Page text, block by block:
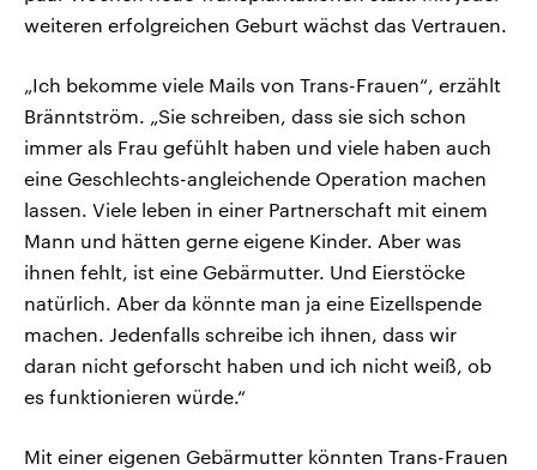
weiteren erfolgreichen Geburt wächst das Vertrauen.
„Ich bekomme viele Mails von Trans-Frauen“, erzählt
Bränntström. „Sie schreiben, dass sie sich schon
immer als Frau gefühlt haben und viele haben auch
eine Geschlechts-angleichende Operation machen
lassen. Viele leben in einer Partnerschaft mit einem
Mann und hätten gerne eigene Kinder. Aber was
ihnen fehlt, ist eine Gebärmutter. Und Eierstöcke
natürlich. Aber da könnte man ja eine Eizellspende
machen. Jedenfalls schreibe ich ihnen, dass wir
daran nicht geforscht haben und ich nicht weiß, ob
es funktionieren würde.“
Mit einer eigenen Gebärmutter könnten Trans-Frauen